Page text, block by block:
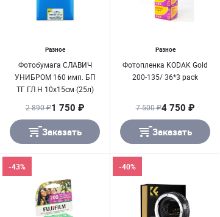
Разное
Фотобумага СЛАВИЧ
УНИБРОМ 160 имп. БП
ТГ ГЛ Н 10х15см (25л)
2 890 ₽1 750 ₽
Заказать
Разное
Фотопленка KODAK Gold
200-135/ 36*3 pack
7 500 ₽4 750 ₽
Заказать
-43% -40%